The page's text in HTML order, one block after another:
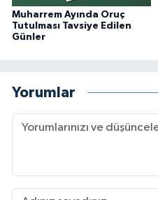
Muharrem Ayında Oruç
Tutulması Tavsiye Edilen
Günler
Yorumlar